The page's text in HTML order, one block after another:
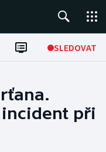
SLEDOVAT
při